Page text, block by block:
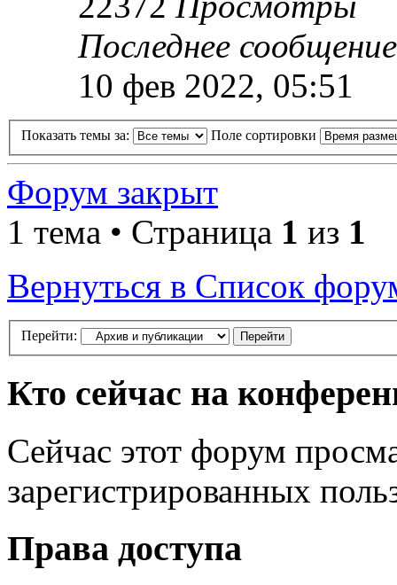
Последнее
10 фев 2022, 05:51
Показать темы за: Поле сортировки
Форум закрыт
1 тема • Страница 1 из 1
Вернуться в Список
Перейти:
Кто сейчас на
Сейчас этот форум
зарегистрированных
Права доступа